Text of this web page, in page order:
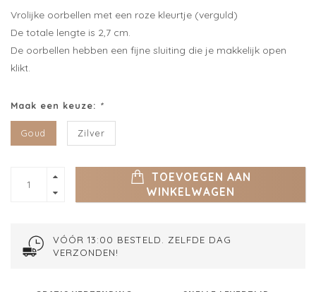
Vrolijke oorbellen met een roze kleurtje (verguld)
De totale lengte is 2,7 cm.
De oorbellen hebben een fijne sluiting die je makkelijk open
klikt.
Maak een keuze: *
Goud Zilver
TOEVOEGEN AAN
WINKELWAGEN
VÓÓR 13:00 BESTELD. ZELFDE DAG
VERZONDEN!